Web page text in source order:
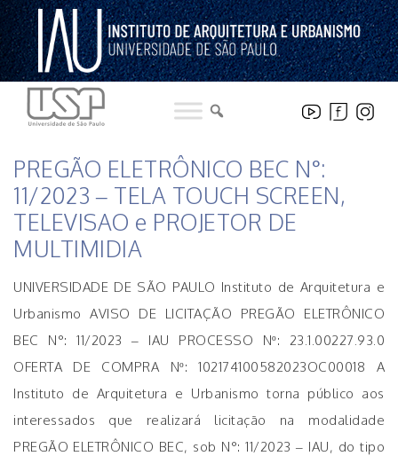
Pular
para
o
conteúdo
PREGÃO ELETRÔNICO BEC N°:
11/2023 – TELA TOUCH SCREEN,
TELEVISAO e PROJETOR DE
MULTIMIDIA
UNIVERSIDADE DE SÃO PAULO Instituto de Arquitetura e
Urbanismo AVISO DE LICITAÇÃO PREGÃO ELETRÔNICO
BEC N°: 11/2023 – IAU PROCESSO Nº: 23.1.00227.93.0
OFERTA DE COMPRA Nº: 102174100582023OC00018 A
Instituto de Arquitetura e Urbanismo torna público aos
interessados que realizará licitação na modalidade
PREGÃO ELETRÔNICO BEC, sob N°: 11/2023 – IAU, do tipo